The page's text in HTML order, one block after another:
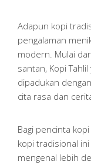
Adapun kopi
pengalaman
modern. Mulai
santan, Kopi
dipadukan
cita rasa dan
Bagi pencinta
kopi tradisional
mengenal lebih